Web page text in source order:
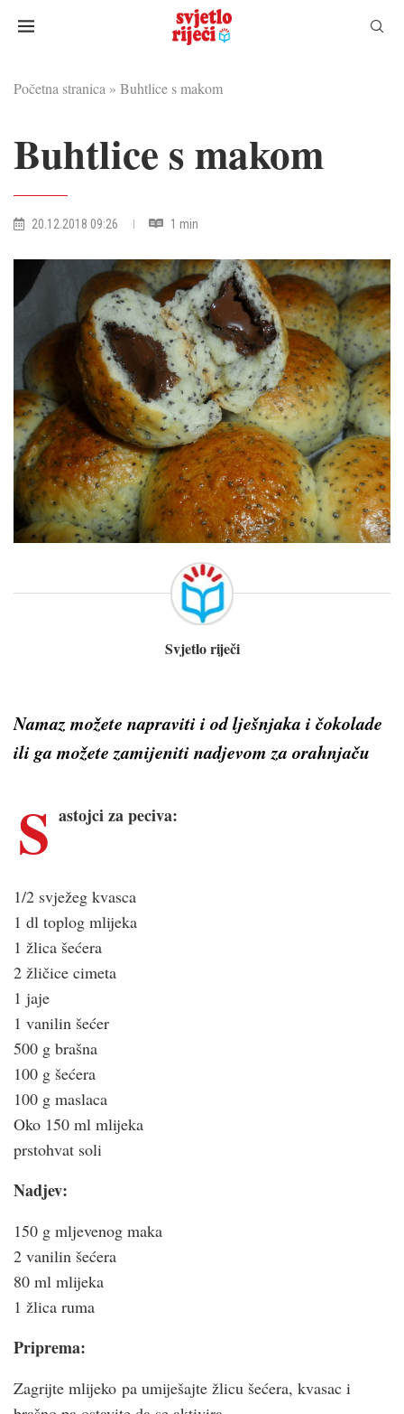
Početna stranica » Buhtlice s makom
Buhtlice s makom
20.12.2018 09:26 1 min
Svjetlo riječi
Namaz možete napraviti i od lješnjaka i čokolade
ili ga možete zamijeniti nadjevom za orahnjaču
S astojci za peciva:
1/2 svježeg kvasca
1 dl toplog mlijeka
1 žlica šećera
2 žličice cimeta
1 jaje
1 vanilin šećer
500 g brašna
100 g šećera
100 g maslaca
Oko 150 ml mlijeka
prstohvat soli
Nadjev:
150 g mljevenog maka
2 vanilin šećera
80 ml mlijeka
1 žlica ruma
Priprema:
Zagrijte mlijeko pa umiješajte žlicu šećera, kvasac i